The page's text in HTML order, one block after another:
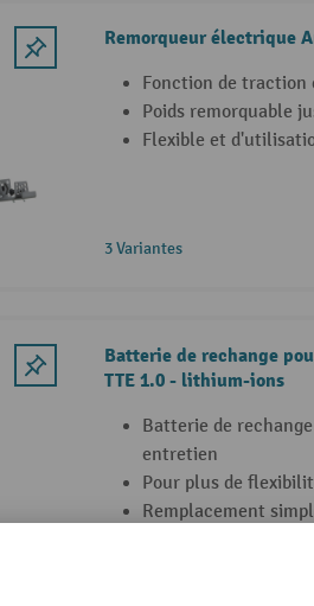
Remorqueur électrique
Fonction de traction
Poids remorquable
Flexible et
3 Variantes
Batterie de rechange
TTE 1.0 - lithium-ions
Batterie de
entretien
Pour plus de
Remplacement